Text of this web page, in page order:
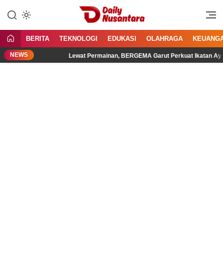
konten
Daily Nusantara
Menyajikan Fakta, Menginspirasi
BERITA TEKNOLOGI EDUKASI OLAHRAGA
NEWS Lewat Permainan, BERGEMA Garut Perkuat Ikatan Ayah